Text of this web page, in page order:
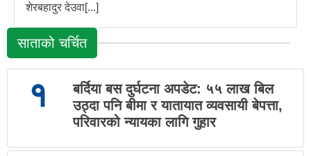
शेरबहादुर देउवा[...]
साताको चर्चित
१
बर्दिया बस दुर्घटना अपडेट: ५५ लाख बिल
उठ्दा पनि बीमा र यातायात व्यवसायी बेपत्ता,
परिवारको न्यायका लागि गुहार